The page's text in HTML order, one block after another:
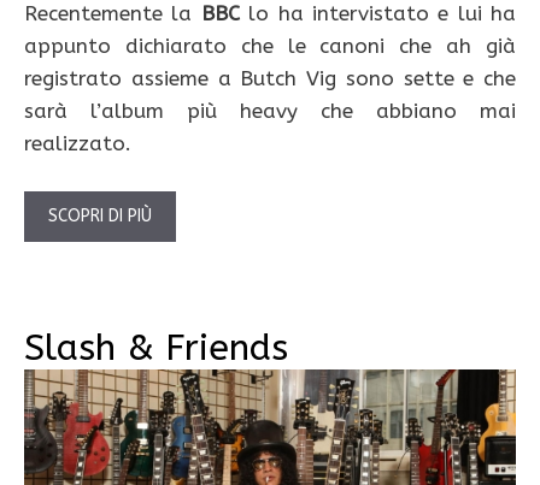
Recentemente la BBClo ha intervistato e lui ha
appunto dichiarato che le canoni che ah già
registrato assieme a Butch Vig sono sette e che
sarà l’album più heavy che abbiano mai
realizzato.
SCOPRI DI PIÙ
Slash & Friends